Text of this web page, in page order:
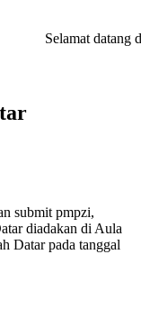
Selamat datang di
submit pmpzi,
diadakan di Aula
Datar pada tanggal